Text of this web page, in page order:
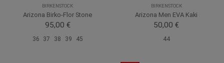
BIRKENSTOCK
Arizona Birko-Flor Stone
95,00 €
36 37 38 39 45
BIRKENSTOCK
Arizona Men EVA Kaki
50,00 €
44